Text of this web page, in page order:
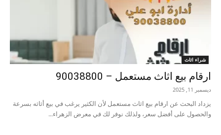
شراء اثاث
ارقام بيع اثاث مستعمل – 90038800
ديسمبر 11, 2025
يزداد البحث عن ارقام بيع اثاث مستعمل لأن الكثير يرغب في بيع أثاثه بسرعة
والحصول على أفضل سعر، ولذلك نوفر لك في معرض الزهراء...